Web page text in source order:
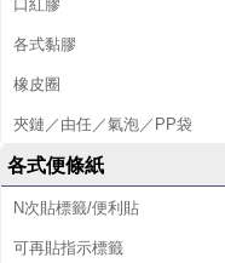
口紅膠
各式黏膠
橡皮圈
夾鏈／由任／氣泡／PP袋
各式便條紙
N次貼標籤/便利貼
可再貼指示標籤